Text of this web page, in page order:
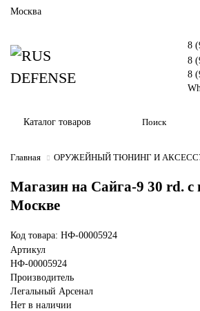
Москва
8
8
8
Каталог товаров
Главная ОРУЖЕЙНЫЙ ТЮНИНГ И
Магазин на Сайга-9 30 rd. с
Москве
Код товара: НФ-00005924
Артикул
НФ-00005924
Производитель
Легальный Арсенал
Нет в наличии